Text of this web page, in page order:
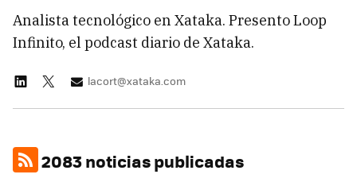
Analista tecnológico en Xataka. Presento Loop
Infinito, el podcast diario de Xataka.
lacort@xataka.com
2083 noticias publicadas